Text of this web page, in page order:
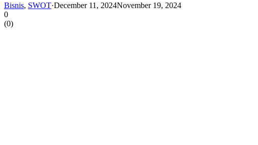
Bisnis, SWOT·December 11, 2024November 19, 2024
0
(0)